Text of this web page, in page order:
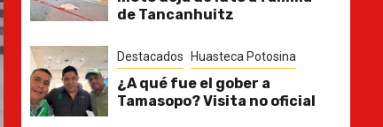
de Tancanhuitz
Destacados Huasteca Potosina
¿A qué fue el gober a
Tamasopo? Visita no oficial